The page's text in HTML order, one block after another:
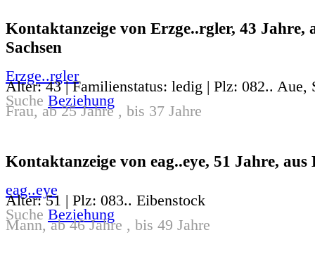
Kontaktanzeige von Erzge..rgler, 43 Jahre,
Sachsen
Erzge..rgler
Alter: 43 | Familienstatus: ledig | Plz: 082.. Aue,
Suche Beziehung
Frau, ab 25 Jahre , bis 37 Jahre
Kontaktanzeige von eag..eye, 51 Jahre, aus
eag..eye
Alter: 51 | Plz: 083.. Eibenstock
Suche Beziehung
Mann, ab 46 Jahre , bis 49 Jahre